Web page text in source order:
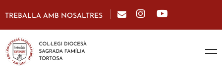
TREBALLA AMB NOSALTRES